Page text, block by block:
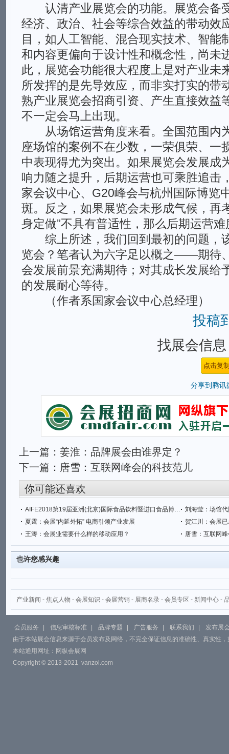
认清产业展览会的功能。展览会备
经济、政治、社会等综合效益的带动效
目，如人工智能、混合现实技术、智能
和内容更偏向于设计性和概念性，尚未
此，展览会功能很大程度上是对产业未
所发挥的是先导效应，而非实打实的带
熟产业展览会招商引资、产生直接效益
不一定会马上出现。
从场馆运营角度来看。全国范围内
座场馆的案例不在少数，一荣俱荣、一
中表现得尤为突出。如果展览会发展成
响力随之提升，后期运营也可乘胜追击
家会议中心、G20峰会与杭州国际博览
斑。反之，如果展览会未形成气候，再
身定做”不具有普适性，那么后期运营
综上所述，我们回到最初的问题，
览会？笔者认为六字足以概之——期待
会发展前景充满期待；对其成长发展给
的发展耐心等待。
（作者系国家会议中心总经理）
投稿
找展会信
分享到 腾讯
上一篇： 姜淮：品牌展会由谁界定？
下一篇： 唐雪：互联网峰会的科技范儿
你可能还喜欢
AIFE2018第19届亚洲(北京)国际食品饮料暨进口食品博览会
刘海莹：场馆
夏霆：会展“内延外拓” 电商引领产业发展
王涛：会展业需要什么样的移动应用？
唐雪：互联网
也许您感兴趣
产业新闻 - 焦点人物 - 会展知识 - 会展营销 - 展商名录 - 会员专区 - 新闻中心 -
会员服务 信息审核标准 品牌专题 广告服务 联系我们
发布展
由于本站展会信息来源于会员发布及网络，不完全保证信息的准确性、真实性
本站通用网址： 网纵会展网
Copyright © 2013-2021 vanzol.com